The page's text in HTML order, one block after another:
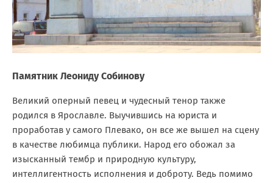
Памятник Леониду Собинову
Великий оперный певец и чудесный тенор также
родился в Ярославле. Выучившись на юриста и
проработав у самого Плевако, он все же вышел на сцену
в качестве любимца публики. Народ его обожал за
изысканный тембр и природную культуру,
интеллигентность исполнения и доброту. Ведь помимо